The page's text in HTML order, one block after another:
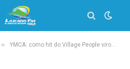
» YMCA: como hit do Village People virou um improvável hino para Trump